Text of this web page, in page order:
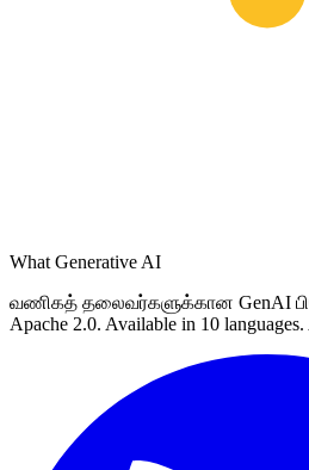
What Generative AI
வணிகத் தலைவர்களுக்கான GenAI
Apache 2.0. Available in 10